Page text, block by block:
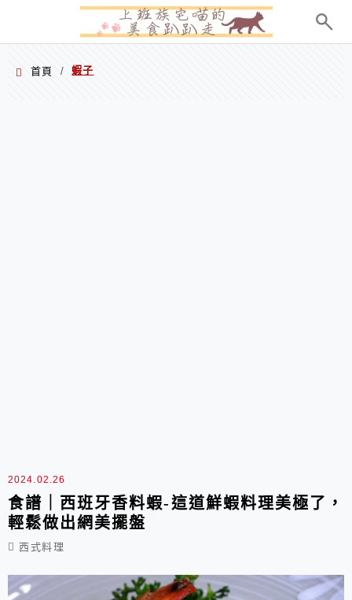
首頁 / 蝦子
2024.02.26
食譜｜西班牙香料蝦-這道鮮蝦料理美極了，
輕鬆做出網美擺盤
西式料理